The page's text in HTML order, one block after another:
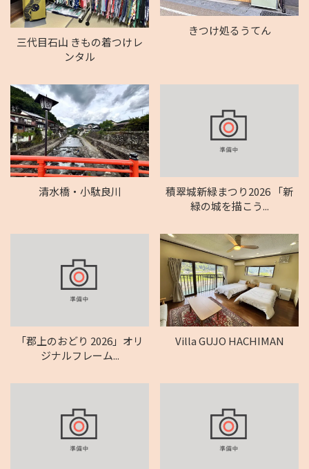
三代目石山 きもの着つけレ
ンタル
きつけ処るうてん
清水橋・小駄良川
積翠城新緑まつり2026 「新
緑の城を描こう...
「郡上のおどり 2026」オリ
ジナルフレーム...
Villa GUJO HACHIMAN